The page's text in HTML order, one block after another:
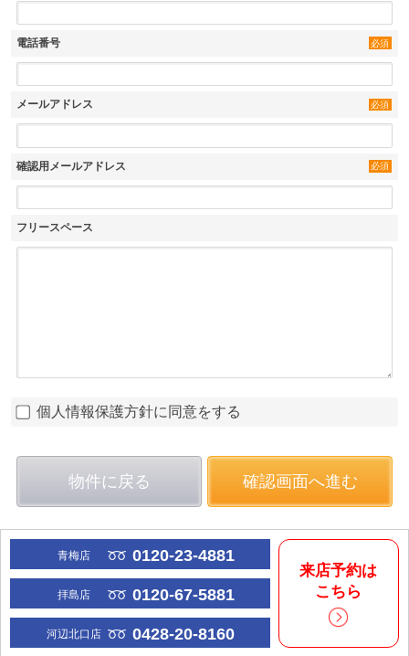
電話番号 必須
メールアドレス 必須
確認用メールアドレス 必須
フリースペース
個人情報保護方針に同意をする
物件に戻る 確認画面へ進む
青梅店 0120-23-4881
拝島店 0120-67-5881
河辺北口店 0428-20-8160
来店予約は
こちら